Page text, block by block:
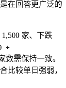
在回答更广泛的
家、下跌
÷
数需保持一致。
比较单日强弱，